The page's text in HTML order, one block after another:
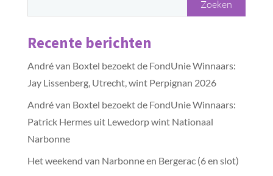
Recente berichten
André van Boxtel bezoekt de FondUnie Winnaars:
Jay Lissenberg, Utrecht, wint Perpignan 2026
André van Boxtel bezoekt de FondUnie Winnaars:
Patrick Hermes uit Lewedorp wint Nationaal
Narbonne
Het weekend van Narbonne en Bergerac (6 en slot)